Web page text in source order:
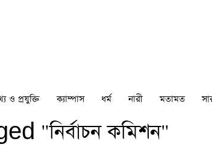
ও প্রযুক্তি ক্যাম্পাস ধর্ম নারী মতামত
"নির্বাচন কমিশন"